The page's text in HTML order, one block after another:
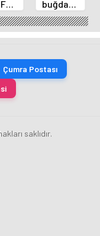
buğday
ve arpa
ekim
sezonu
erdi
Çumra Postası
saklıdır.